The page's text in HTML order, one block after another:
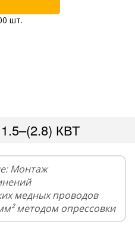
шт.
КВТ
Монтаж
медных проводов
методом опрессовки